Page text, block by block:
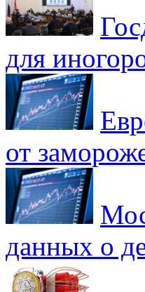
для
от
данных о